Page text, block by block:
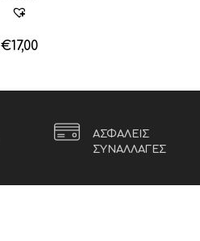
€17,00
ΑΣΦΑΛΕΙΣ
ΣΥΝΑΛΛΑΓΕΣ